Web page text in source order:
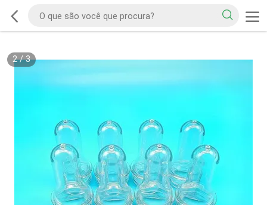
2/3